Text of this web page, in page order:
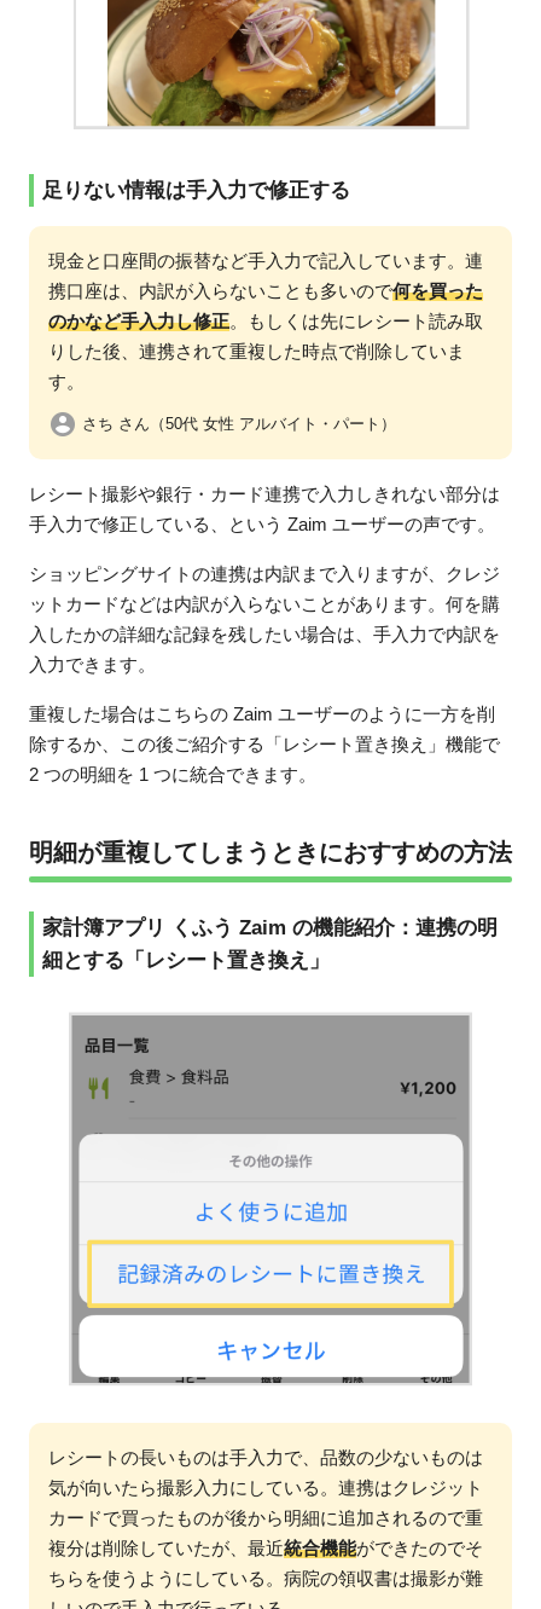
足りない情報は手入力で修正する
現金と口座間の振替など手入力で記入しています。連
携口座は、内訳が入らないことも多いので何を買った
のかなど手入力し修正。もしくは先にレシート読み取
りした後、連携されて重複した時点で削除していま
す。
さち さん（50代 女性 アルバイト・パート）
レシート撮影や銀行・カード連携で入力しきれない部分は
手入力で修正している、という Zaim ユーザーの声です。
ショッピングサイトの連携は内訳まで入りますが、クレジ
ットカードなどは内訳が入らないことがあります。何を購
入したかの詳細な記録を残したい場合は、手入力で内訳を
入力できます。
重複した場合はこちらの Zaim ユーザーのように一方を削
除するか、この後ご紹介する「レシート置き換え」機能で
2 つの明細を 1 つに統合できます。
明細が重複してしまうときにおすすめの方法
家計簿アプリ くふう Zaim の機能紹介：連携の明
細とする「レシート置き換え」
レシートの長いものは手入力で、品数の少ないものは
気が向いたら撮影入力にしている。連携はクレジット
カードで買ったものが後から明細に追加されるので重
複分は削除していたが、最近統合機能ができたのでそ
ちらを使うようにしている。病院の領収書は撮影が難